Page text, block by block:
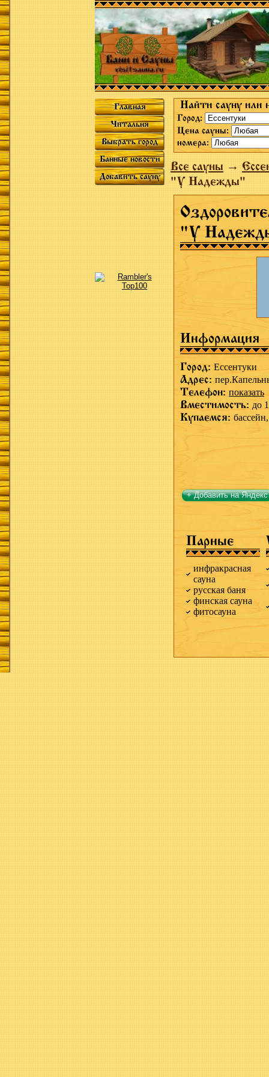
Главная
Читальня
Выбрать город
Банные новости
Добавить сауну
Найти сауну или
Город:
Цена сауны:
номера:
Все сауны→
"У Надежды"
"У
Информация
Город: Ессентуки
Адрес:
Телефон: показать
Вместимость: до
Купаемся:
+ Добавить на Яндекс
Парные
инфракрасная
сауна
русская баня
финская сауна
фитосауна